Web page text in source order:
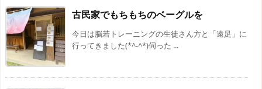
古民家でもちもちのベーグルを
今日は脳若トレーニングの生徒さん方と「遠足」に
行ってきました(*^-^*)伺った ...